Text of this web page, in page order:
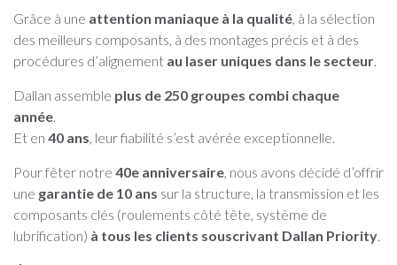
Grâce à une attention maniaque à la qualité, à la sélection
des meilleurs composants, à des montages précis et à des
procédures d’alignement au laser uniques dans le secteur.
Dallan assemble plus de 250 groupes combi chaque
année.
Et en 40 ans, leur fiabilité s’est avérée exceptionnelle.
Pour fêter notre 40e anniversaire, nous avons décidé d’offrir
une garantie de 10 ans sur la structure, la transmission et les
composants clés (roulements côté tête, système de
lubrification) à tous les clients souscrivant Dallan Priority.